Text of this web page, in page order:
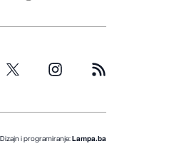
Dizajn i programiranje: Lampa.ba